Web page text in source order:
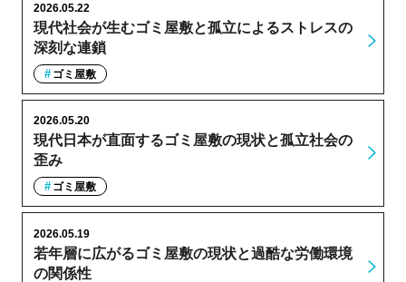
現代社会が生むゴミ屋敷と孤立によるストレスの
深刻な連鎖
2026.05.22
ゴミ屋敷
現代日本が直面するゴミ屋敷の現状と孤立社会の
歪み
2026.05.20
ゴミ屋敷
若年層に広がるゴミ屋敷の現状と過酷な労働環境
の関係性
2026.05.19